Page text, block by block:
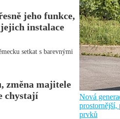
jeho funkce,
instalace
setkat s barevnými
změna majitele
chystají
Nová
prostornější,
prvků